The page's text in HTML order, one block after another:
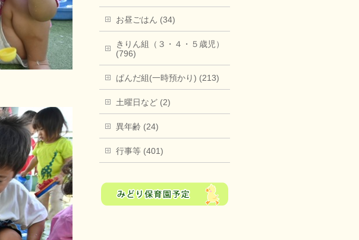
お昼ごはん (34)
きりん組（３・４・５歳児）
(796)
ぱんだ組(一時預かり) (213)
土曜日など (2)
異年齢 (24)
行事等 (401)